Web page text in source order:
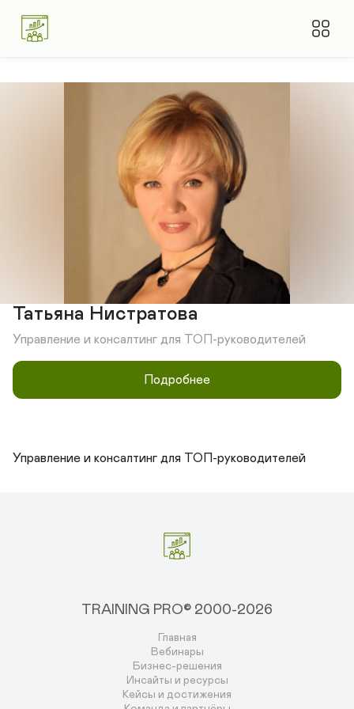
Татьяна Нистратова
Управление и консалтинг для ТОП-руководителей
Подробнее
Управление и консалтинг для ТОП-руководителей
TRAINING PRO© 2000-2026
Главная
Вебинары
Бизнес-решения
Инсайты и ресурсы
Кейсы и достижения